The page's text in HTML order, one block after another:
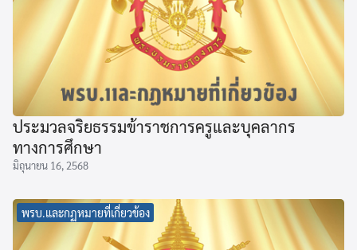
ประมวลจริยธรรมข้าราชการครูและบุคลากร
ทางการศึกษา
มิถุนายน 16, 2568
พรบ.และกฏหมายที่เกี่ยวข้อง